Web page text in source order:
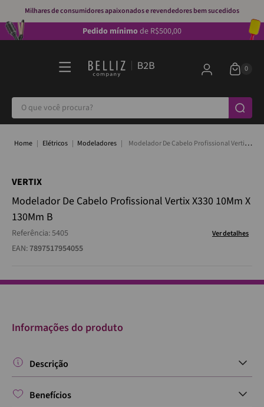
Milhares de consumidores apaixonados e revendedores bem sucedidos
Pedido mínimode R$500,00
O que você procura?
Elétricos Modeladores
Modelador De Cabelo Profissional Vertix
VERTIX
Modelador De Cabelo Profissional Vertix X330 10Mm X
130Mm B
Referência:5405 Ver detalhes
EAN:7897517954055
Informações do produto
Descrição
Benefícios